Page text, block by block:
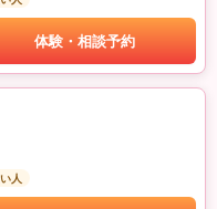
体験・相談予約
人